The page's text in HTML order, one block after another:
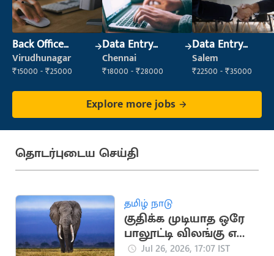
Back Office
Executive
(Administration)
Virudhunagar
₹15000 - ₹25000
Data Entry
Operator
Chennai
₹18000 - ₹28000
Data Entry
Operator
Salem
₹22500 - ₹35000
Explore more jobs
தொடர்புடைய செய்தி
தமிழ் நாடு
குதிக்க முடியாத ஒரே
பாலூட்டி விலங்கு எது
தெரியுமா?
Jul 26, 2026, 17:07 IST